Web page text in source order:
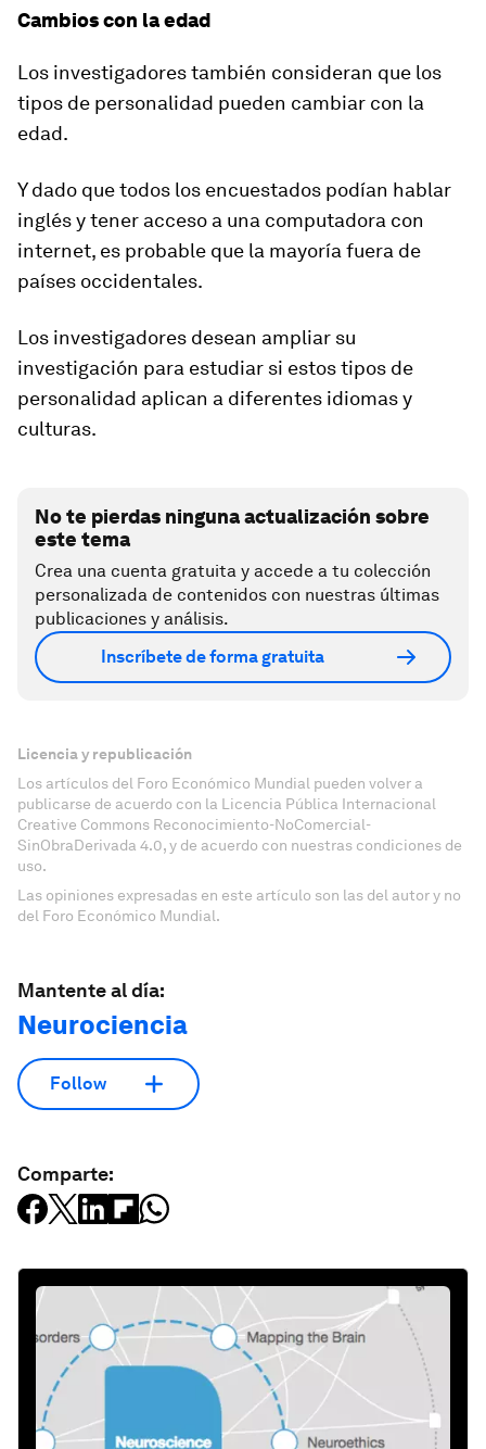
Cambios con la edad
Los investigadores también consideran que los
tipos de personalidad pueden cambiar con la
edad.
Y dado que todos los encuestados podían hablar
inglés y tener acceso a una computadora con
internet, es probable que la mayoría fuera de
países occidentales.
Los investigadores desean ampliar su
investigación para estudiar si estos tipos de
personalidad aplican a diferentes idiomas y
culturas.
No te pierdas ninguna actualización sobre
este tema
Crea una cuenta gratuita y accede a tu colección
personalizada de contenidos con nuestras últimas
publicaciones y análisis.
Inscríbete de forma gratuita
Licencia y republicación
Los artículos del Foro Económico Mundial pueden volver a
publicarse de acuerdo con la Licencia Pública Internacional
Creative Commons Reconocimiento-NoComercial-
SinObraDerivada 4.0, y de acuerdo con nuestras condiciones de
uso.
Las opiniones expresadas en este artículo son las del autor y no
del Foro Económico Mundial.
Mantente al día:
Neurociencia
Follow
Comparte: